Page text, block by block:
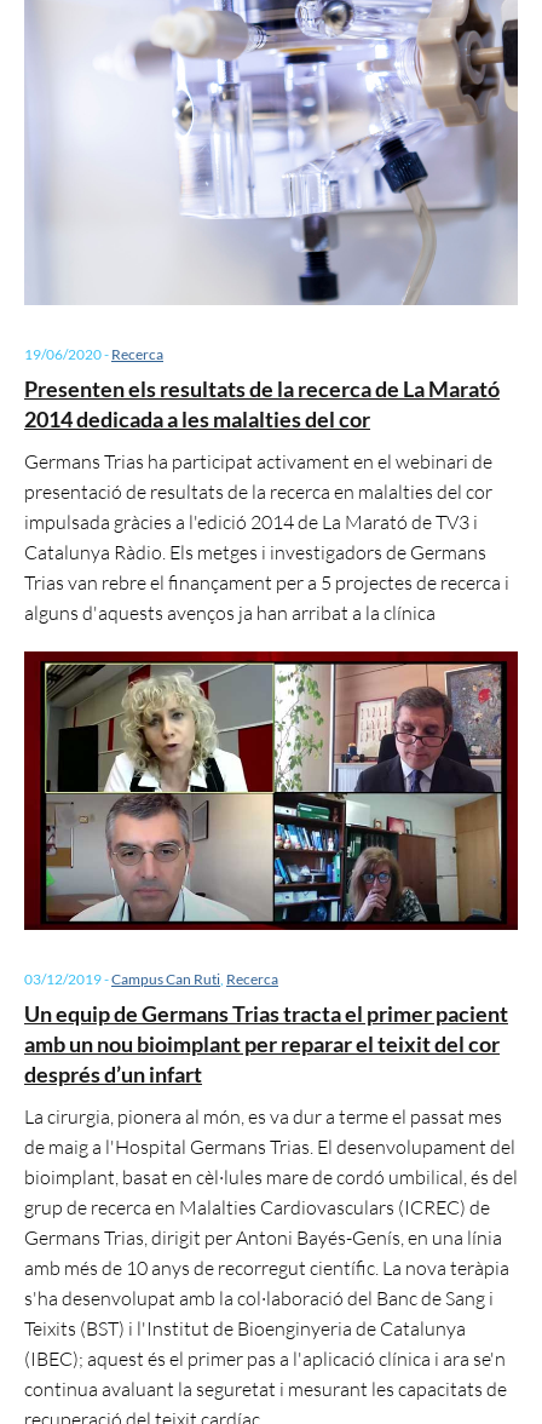
19/06/2020- Recerca
Presenten els resultats de la recerca de La Marató
2014 dedicada a les malalties del cor
Germans Trias ha participat activament en el webinari de
presentació de resultats de la recerca en malalties del cor
impulsada gràcies a l'edició 2014 de La Marató de TV3 i
Catalunya Ràdio. Els metges i investigadors de Germans
Trias van rebre el finançament per a 5 projectes de recerca i
alguns d'aquests avenços ja han arribat a la clínica
03/12/2019-Campus Can Ruti, Recerca
Un equip de Germans Trias tracta el primer pacient
amb un nou bioimplant per reparar el teixit del cor
després d’un infart
La cirurgia, pionera al món, es va dur a terme el passat mes
de maig a l'Hospital Germans Trias. El desenvolupament del
bioimplant, basat en cèl·lules mare de cordó umbilical, és del
grup de recerca en Malalties Cardiovasculars (ICREC) de
Germans Trias, dirigit per Antoni Bayés-Genís, en una línia
amb més de 10 anys de recorregut científic. La nova teràpia
s'ha desenvolupat amb la col·laboració del Banc de Sang i
Teixits (BST) i l'Institut de Bioenginyeria de Catalunya
(IBEC); aquest és el primer pas a l'aplicació clínica i ara se'n
continua avaluant la seguretat i mesurant les capacitats de
recuperació del teixit cardíac.